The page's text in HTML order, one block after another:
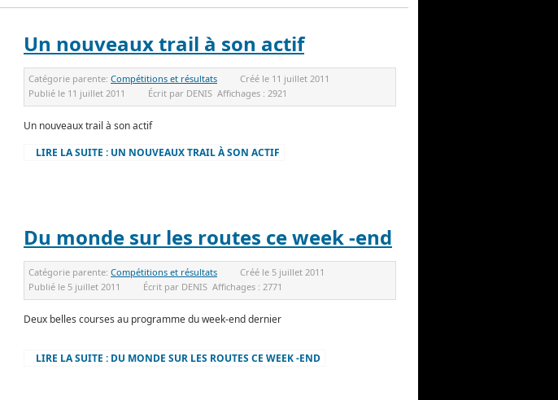
Un nouveaux trail à son actif
Catégorie parente: Compétitions et résultats Créé le 11 juillet 2011
Publié le 11 juillet 2011 Écrit par DENIS Affichages : 2921
Un nouveaux trail à son actif
LIRE LA SUITE : UN NOUVEAUX TRAIL À SON ACTIF
Du monde sur les routes ce week -end
Catégorie parente: Compétitions et résultats Créé le 5 juillet 2011
Publié le 5 juillet 2011 Écrit par DENIS Affichages : 2771
Deux belles courses au programme du week-end dernier
LIRE LA SUITE : DU MONDE SUR LES ROUTES CE WEEK -END